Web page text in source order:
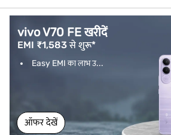
vivo V70 FE खरीदें
EMI ₹1,583 से शुरू*
Easy EMI का लाभ उ...
ऑफर देखें